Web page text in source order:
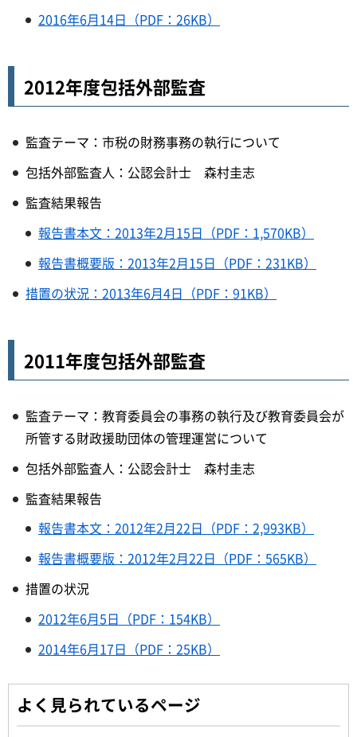
2016年6月14日（PDF：26KB）
2012年度包括外部監査
監査テーマ：市税の財務事務の執行について
包括外部監査人：公認会計士 森村圭志
監査結果報告
報告書本文：2013年2月15日（PDF：1,570KB）
報告書概要版：2013年2月15日（PDF：231KB）
措置の状況：2013年6月4日（PDF：91KB）
2011年度包括外部監査
監査テーマ：教育委員会の事務の執行及び教育委員会が
所管する財政援助団体の管理運営について
包括外部監査人：公認会計士 森村圭志
監査結果報告​​​​​​​
報告書本文：2012年2月22日（PDF：2,993KB）
報告書概要版：2012年2月22日（PDF：565KB）
措置の状況
2012年6月5日（PDF：154KB）
2014年6月17日（PDF：25KB）
よく見られているページ